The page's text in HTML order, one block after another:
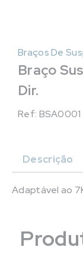
Braços De
Braço
Dir.
Ref: BSA0001
Descrição
Adaptável ao